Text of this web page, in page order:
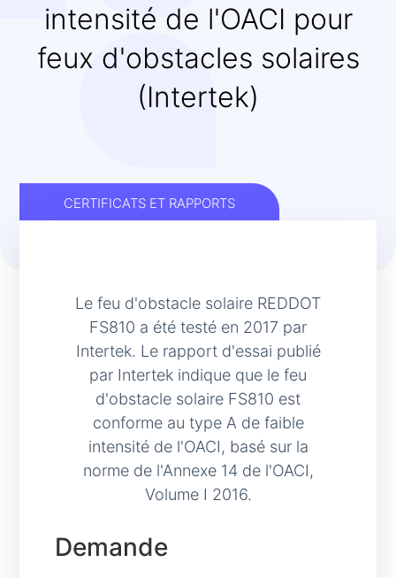
intensité de l'OACI pour
feux d'obstacles solaires
(Intertek)
CERTIFICATS ET RAPPORTS
Le feu d'obstacle solaire REDDOT
FS810 a été testé en 2017 par
Intertek. Le rapport d'essai publié
par Intertek indique que le feu
d'obstacle solaire FS810 est
conforme au type A de faible
intensité de l'OACI, basé sur la
norme de l'Annexe 14 de l'OACI,
Volume I 2016.
Demande